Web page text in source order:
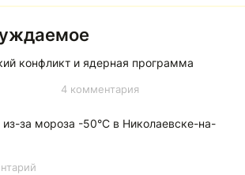
конфликт и ядерная программа
4 комментария
за мороза -50°C в Николаевске-на-